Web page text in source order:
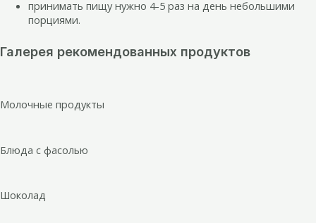
принимать пищу нужно 4-5 раз на день небольшими
порциями.
Галерея рекомендованных продуктов
Молочные продукты
Блюда с фасолью
Шоколад